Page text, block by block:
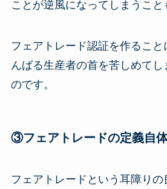
ことが逆風になってしまうこと
フェアトレード認証を作るこ
んばる生産者の首を苦しめて
のです。
③フェアトレードの定義自
フェアトレードという耳障り